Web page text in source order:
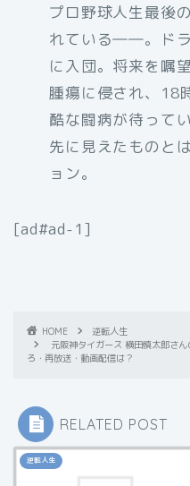
プロ野球人生最後
れている――。ド
に入団。将来を嘱
腫瘍に侵され、18
酷な闘病が待って
先に見えたものと
ョン。
[ad#ad-1]
HOME
逆転人生
元阪神タイガース 横田慎太郎さ
ろ・再放送・動画配信は？
RELATED POST
逆転人生